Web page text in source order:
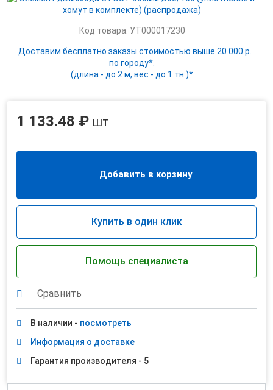
Код товара: УТ000017230
Доставим бесплатно заказы стоимостью выше 20 000 р.
по городу*.
(длина - до 2 м, вес - до 1 тн.)*
1 133.48 ₽ шт
Добавить в корзину
Купить в один клик
Помощь специалиста
Сравнить
В наличии - посмотреть
Информация о доставке
Гарантия производителя - 5